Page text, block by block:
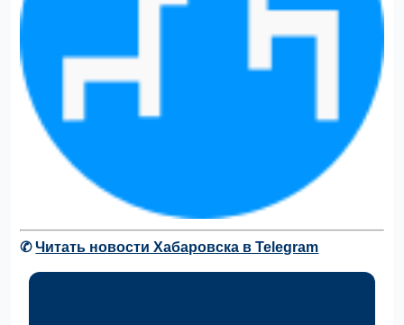
✆Читать новости Хабаровска в Telegram